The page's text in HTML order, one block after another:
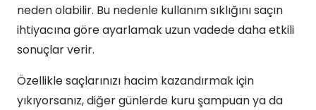
neden olabilir. Bu nedenle kullanım sıklığını saçın
ihtiyacına göre ayarlamak uzun vadede daha etkili
sonuçlar verir.
Özellikle saçlarınızı hacim kazandırmak için
yıkıyorsanız, diğer günlerde kuru şampuan ya da